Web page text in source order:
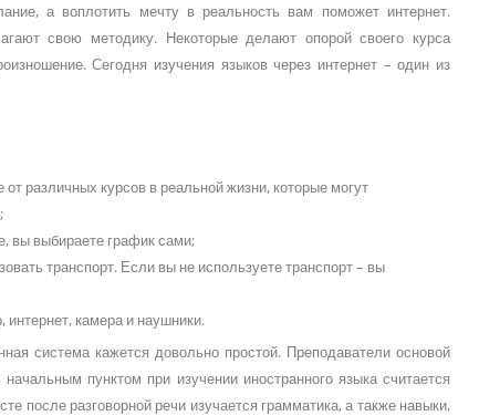
а воплотить мечту в реальность вам поможет интернет.
свою методику. Некоторые делают опорой своего курса
Сегодня изучения языков через интернет – один из
различных курсов в реальной жизни, которые могут
вы выбираете график сами;
транспорт. Если вы не используете транспорт – вы
камера и наушники.
система кажется довольно простой. Преподаватели основой
пунктом при изучении иностранного языка считается
после разговорной речи изучается грамматика, а также навыки,